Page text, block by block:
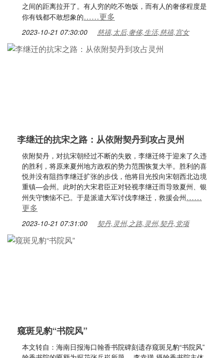
之间的距离拉开了。有人穷的吃不饱饭，而有人的奢侈程度是
你有钱都不敢想象的……更多
2023-10-21 07:30:00 慈禧,太后,奢侈,生活,慈禧,宫女
李继迁的抗宋之路：从依附契丹到攻占灵州
依附契丹，对抗宋朝经过不断的失败，李继迁终于迎来了久违
的胜利，将原来夏州地方政权的势力范围恢复大半。胜利的喜
悦并没有阻挡李继迁扩张的步伐，他将目光投向宋朝西北边境
重镇—会州。此时的大宋君臣正对轻视李继迁而导致夏州、银
州失守懊恼不已。于是派遣大军讨伐李继迁，救援会州……
更多
2023-10-21 07:31:00 契丹,灵州,之路,灵州,契丹,党项
窥斑见豹“书院风”
本文转自：海南日报海口翰香书院碑刻遗存窥斑见豹“书院风”